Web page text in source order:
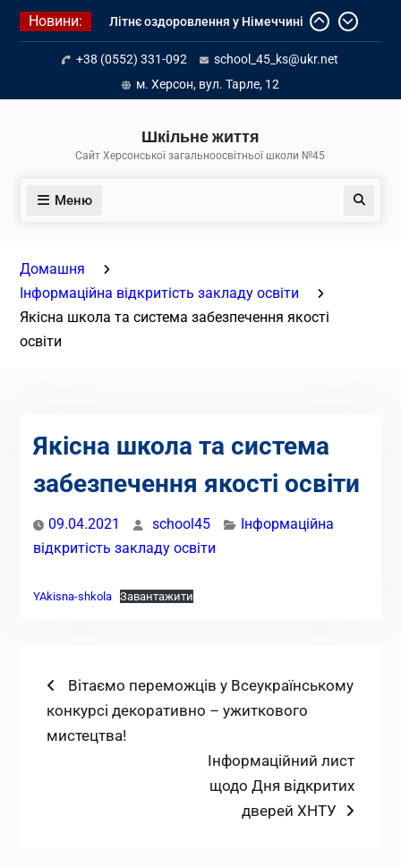
Перейти
Новини:
Літнє оздоровлення у Німеччині
Діалог з бізнесом
Інформація про вступ молоді з
тимчасово окупованих територій
до українських закладів освіти
+38 (0552) 331-092
school_45_ks@ukr.net
м. Херсон, вул. Тарле, 12
Шкільне життя
Сайт Херсонської загальноосвітньої школи №45
Меню Пошук
Домашня
Інформаційна відкритість закладу освіти
Якісна школа та система забезпечення якості
освіти
Якісна школа та система
забезпечення якості освіти
09.04.2021 school45
Інформаційна
відкритість закладу освіти
YAkisna-shkola Завантажити
Навігація
записів
Попередній
запис:
Вітаємо переможців у Всеукраїнському
конкурсі декоративно – ужиткового
мистецтва!
Наступний
запис:
Інформаційний лист
щодо Дня відкритих
дверей ХНТУ